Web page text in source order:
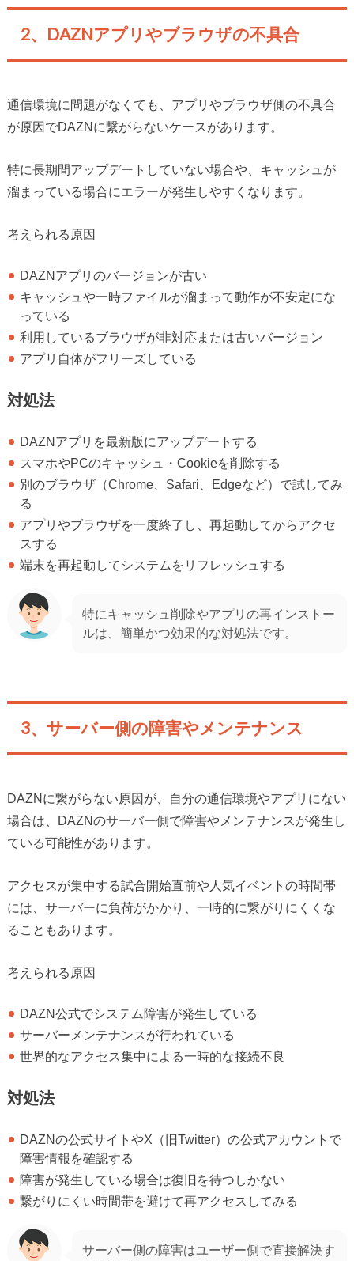
2、DAZNアプリやブラウザの不具合
通信環境に問題がなくても、アプリやブラウザ側の不具合
が原因でDAZNに繋がらないケースがあります。
特に長期間アップデートしていない場合や、キャッシュが
溜まっている場合にエラーが発生しやすくなります。
考えられる原因
DAZNアプリのバージョンが古い
キャッシュや一時ファイルが溜まって動作が不安定にな
っている
利用しているブラウザが非対応または古いバージョン
アプリ自体がフリーズしている
対処法
DAZNアプリを最新版にアップデートする
スマホやPCのキャッシュ・Cookieを削除する
別のブラウザ（Chrome、Safari、Edgeなど）で試してみ
る
アプリやブラウザを一度終了し、再起動してからアクセ
スする
端末を再起動してシステムをリフレッシュする
特にキャッシュ削除やアプリの再インストー
ルは、簡単かつ効果的な対処法です。
3、サーバー側の障害やメンテナンス
DAZNに繋がらない原因が、自分の通信環境やアプリにない
場合は、DAZNのサーバー側で障害やメンテナンスが発生し
ている可能性があります。
アクセスが集中する試合開始直前や人気イベントの時間帯
には、サーバーに負荷がかかり、一時的に繋がりにくくな
ることもあります。
考えられる原因
DAZN公式でシステム障害が発生している
サーバーメンテナンスが行われている
世界的なアクセス集中による一時的な接続不良
対処法
DAZNの公式サイトやX（旧Twitter）の公式アカウントで
障害情報を確認する
障害が発生している場合は復旧を待つしかない
繋がりにくい時間帯を避けて再アクセスしてみる
サーバー側の障害はユーザー側で直接解決す